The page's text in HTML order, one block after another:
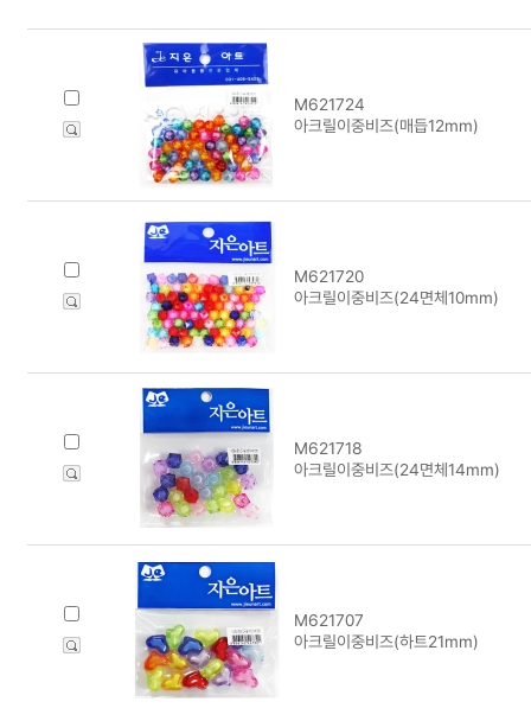
M621724
아크릴이중비즈(매듭12mm)
M621720
아크릴이중비즈(24면체10mm)
M621718
아크릴이중비즈(24면체14mm)
M621707
아크릴이중비즈(하트21mm)